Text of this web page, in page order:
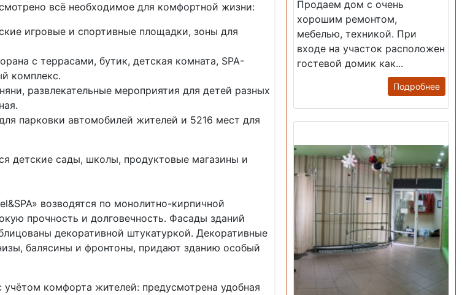
всё необходимое для комфортной жизни:
игровые и спортивные площадки, зоны для
с террасами, бутик, детская комната, SPA-
комплекс.
развлекательные мероприятия для детей разных
парковки автомобилей жителей и 5216 мест для
детские сады, школы, продуктовые магазины и
возводятся по монолитно-кирпичной
прочность и долговечность. Фасады зданий
декоративной штукатуркой. Декоративные
балясины и фронтоны, придают зданию особый
комфорта жителей: предусмотрена удобная
Продаем дом с очень
хорошим ремонтом,
мебелью, техникой. При
входе на участок расположен
гостевой домик как...
Подробнее